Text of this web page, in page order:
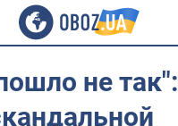
не так":